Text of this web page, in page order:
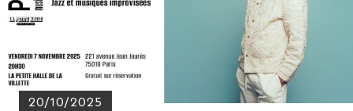
20/10/2025